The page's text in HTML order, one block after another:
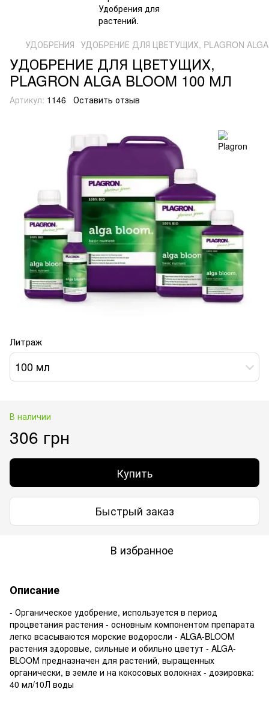
УДОБРЕНИЯ УДОБРЕНИЕ ДЛЯ ЦВЕТУЩИХ, PLAGRON
УДОБРЕНИЕ ДЛЯ ЦВЕТУЩИХ,
PLAGRON ALGA BLOOM 100 МЛ
Артикул: 1146 Оставить отзыв
Литраж
100 мл
В наличии
306 грн
Купить
Быстрый заказ
В избранное
Описание
- Органическое удобрение, используется в период
процветания растения - основным компонентом препарата
легко всасываются морские водоросли - ALGA-BLOOM
растения здоровые, сильные и обильно цветут - ALGA-
BLOOM предназначен для растений, выращенных
органически, в земле и на кокосовых волокнах - дозировка:
40 мл/10Л воды